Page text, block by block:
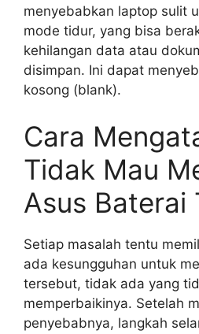
menyebabkan laptop sulit
mode tidur, yang bisa
kehilangan data atau
disimpan. Ini dapat
kosong (blank).
Cara
Tidak Mau
Asus Baterai
Setiap masalah tentu
ada kesungguhan untuk
tersebut, tidak ada yang
memperbaikinya. Setelah
penyebabnya, langkah